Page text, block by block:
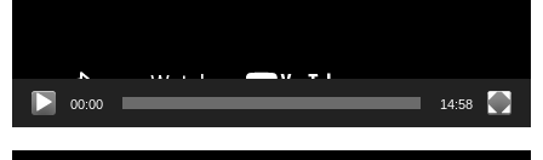
00:00 14:58